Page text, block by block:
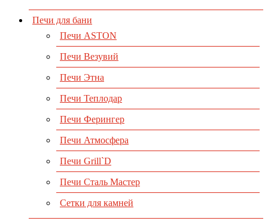
Печи для бани
Печи ASTON
Печи Везувий
Печи Этна
Печи Теплодар
Печи Ферингер
Печи Атмосфера
Печи Grill`D
Печи Сталь Мастер
Сетки для камней